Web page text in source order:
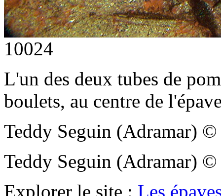
10024
L'un des deux tubes de
boulets, au centre de
Teddy Seguin (Adramar)
Teddy Seguin (Adramar)
Explorer le site : Les